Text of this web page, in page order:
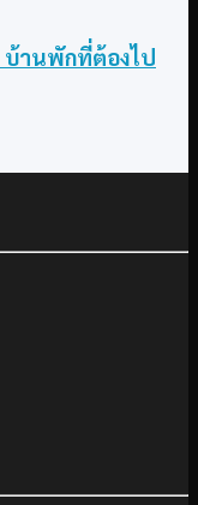
บ้านพักที่ต้องไป